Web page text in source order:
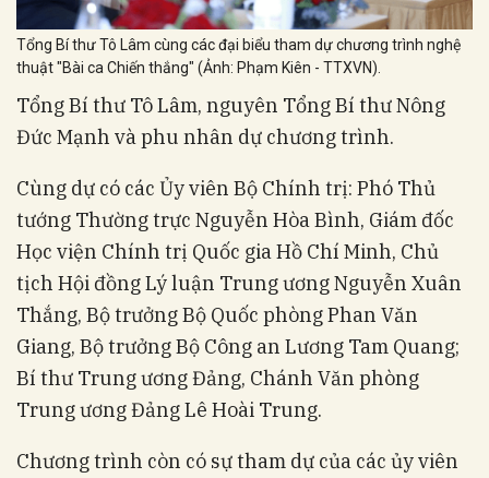
Tổng Bí thư Tô Lâm cùng các đại biểu tham dự chương trình nghệ
thuật "Bài ca Chiến thắng" (Ảnh: Phạm Kiên - TTXVN).
Tổng Bí thư Tô Lâm, nguyên Tổng Bí thư Nông
Đức Mạnh và phu nhân dự chương trình.
Cùng dự có các Ủy viên Bộ Chính trị: Phó Thủ
tướng Thường trực Nguyễn Hòa Bình, Giám đốc
Học viện Chính trị Quốc gia Hồ Chí Minh, Chủ
tịch Hội đồng Lý luận Trung ương Nguyễn Xuân
Thắng, Bộ trưởng Bộ Quốc phòng Phan Văn
Giang, Bộ trưởng Bộ Công an Lương Tam Quang;
Bí thư Trung ương Đảng, Chánh Văn phòng
Trung ương Đảng Lê Hoài Trung.
Chương trình còn có sự tham dự của các ủy viên